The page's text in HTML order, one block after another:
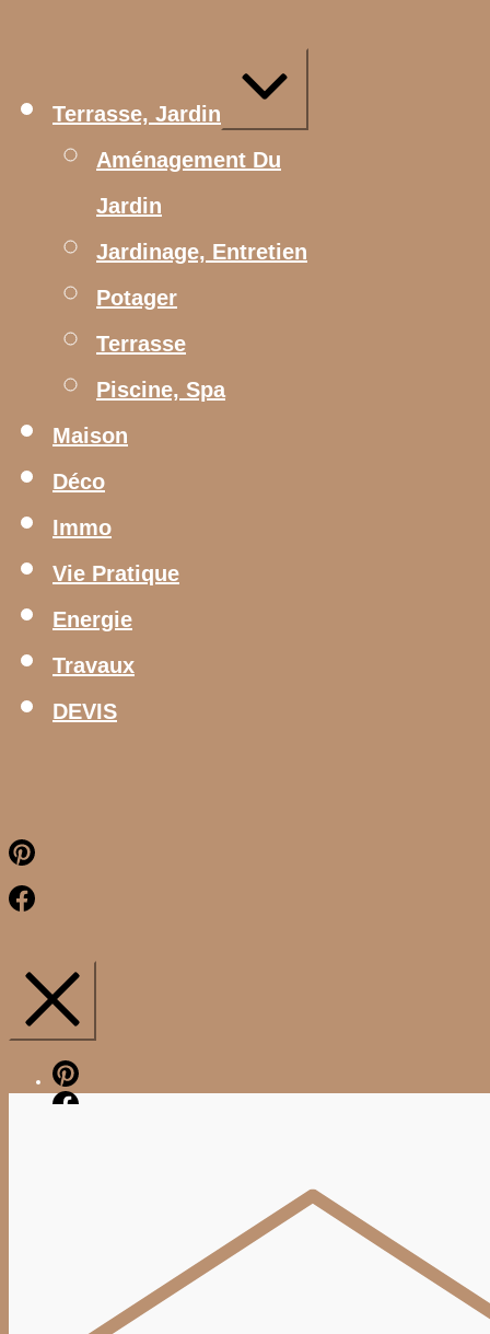
Terrasse, Jardin
Aménagement Du
Jardin
Jardinage, Entretien
Potager
Terrasse
Piscine, Spa
Maison
Déco
Immo
Vie Pratique
Energie
Travaux
DEVIS
Pinterest
Facebook
Pinterest
Facebook